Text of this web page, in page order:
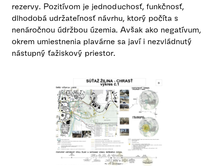
rezervy. Pozitívom je jednoduchosť, funkčnosť,
dlhodobá udržateľnosť návrhu, ktorý počíta s
nenáročnou údržbou územia. Avšak ako negatívum,
okrem umiestnenia plavárne sa javí i nezvládnutý
nástupný ťažiskový priestor.